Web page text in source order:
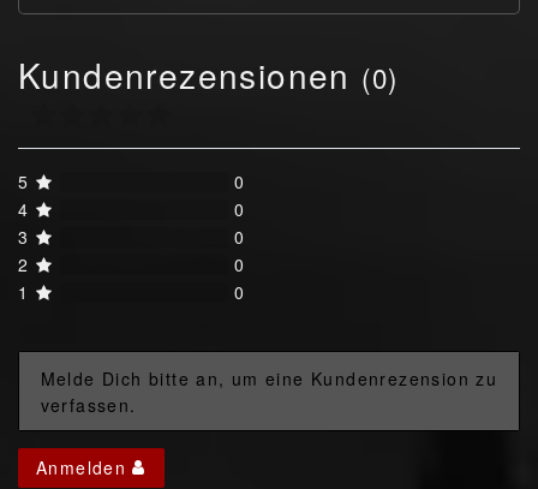
Kundenrezensionen (0)
5
0
4
0
3
0
2
0
1
0
Melde Dich bitte an, um eine Kundenrezension zu
verfassen.
Anmelden